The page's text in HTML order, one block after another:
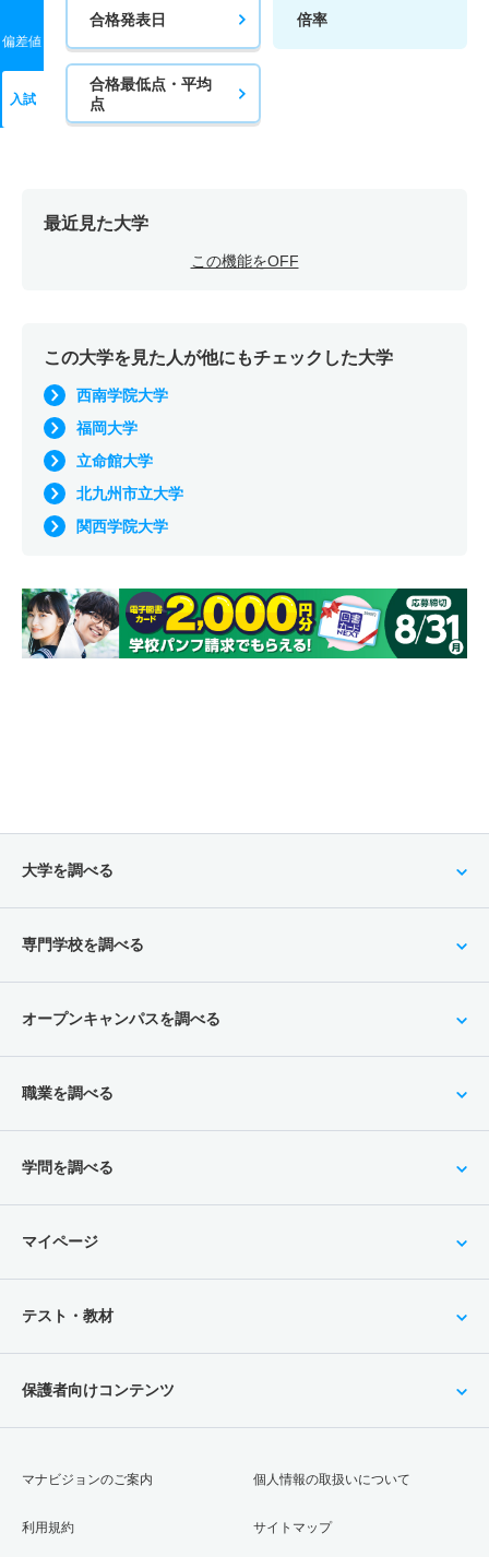
偏差値
入試
合格発表日 倍率
合格最低点・平均
点
最近見た大学
この機能をOFF
この大学を見た人が他にもチェックした大学
西南学院大学
福岡大学
立命館大学
北九州市立大学
関西学院大学
大学を調べる
専門学校を調べる
オープンキャンパスを調べる
職業を調べる
学問を調べる
マイページ
テスト・教材
保護者向けコンテンツ
マナビジョンのご案内
利用規約
個人情報の取扱いについて
サイトマップ